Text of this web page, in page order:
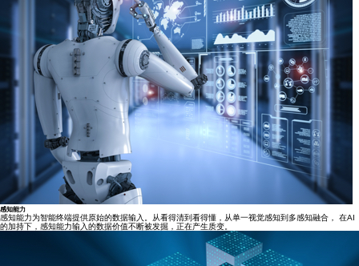
感知能力
感知能力为智能终端提供原始的数据输入。从看得清到看得懂，从单一视觉感知到多感知融合， 在AI
的加持下，感知能力输入的数据价值不断被发掘，正在产生质变。